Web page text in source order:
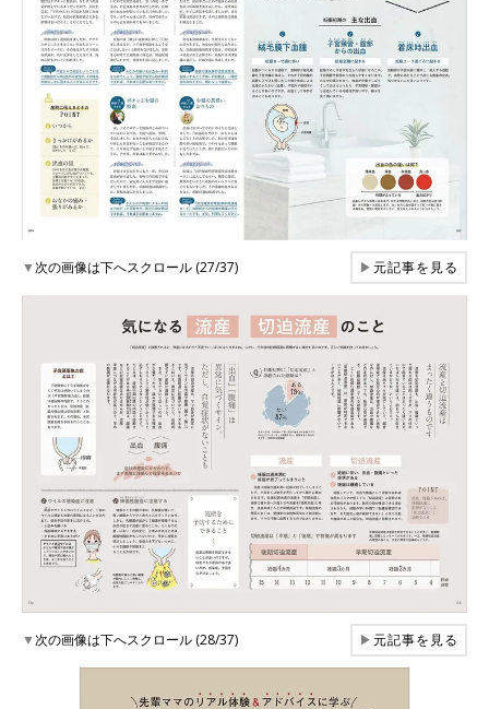
▼次の画像は下へスクロール (27/37) ▶元記事を見る
▼次の画像は下へスクロール (28/37) ▶元記事を見る